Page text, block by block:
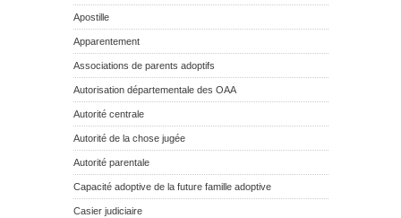
Apostille
Apparentement
Associations de parents adoptifs
Autorisation départementale des OAA
Autorité centrale
Autorité de la chose jugée
Autorité parentale
Capacité adoptive de la future famille adoptive
Casier judiciaire